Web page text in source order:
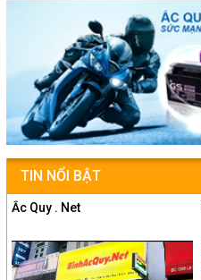
TIN NỔI BẬT
Ắc Quy . Net